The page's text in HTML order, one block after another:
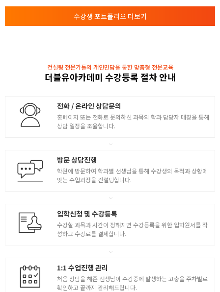
- 색상채널과 알파채널의 이해 및 사용법 익히기
- 채널을 활용하여 ( 구름,머리카락 등 ) 선택영역 잡기
- 레이어 마스크의 이해
- 레이어 스타일로 다양한 효과 / Fill과 Opacity 차이
- Style 패널을 통해 효과저장 & 적용하기
- 타입 패널을 통해 글자 자간/행간/정렬 사용하기
- 필터갤러리 / 갤러리를 통한 다양한 필터효과 이해
- ( 응용활용 ) 이미지 소스를 활용하여 이중노출 합성
수강생 포트폴리오 더보기
컨설팅 전문가들의 개인면담을 통한 맞춤형 전문교육
더블유아카데미 수강등록 절차 안내
전화 / 온라인 상담문의
홈페이지 또는 전화로 문의하신 과목의 학과 담당자 매칭을 통해
상담 일정을 조율합니다.
방문 상담진행
학원에 방문하여 학과별 선생님을 통해 수강생의 목적과 상황에
맞는 수업과정을 컨설팅합니다.
입학신청 및 수강등록
수강할 과목과 시간이 정해지면 수강등록을 위한 입학원서를 작
성하고 수강료를 결제합니다.
1:1 수업진행 관리
처음 상담을 해준 선생님이 수강중에 발생하는 고충을 주차별로
확인하고 끝까지 관리해드립니다.